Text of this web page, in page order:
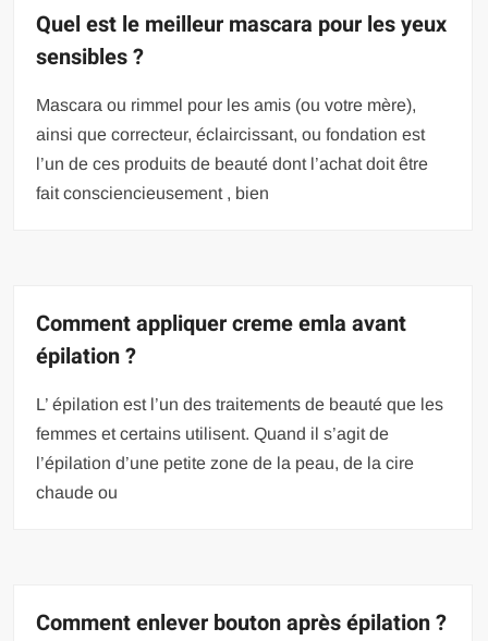
Quel est le meilleur mascara pour les yeux
sensibles ?
Mascara ou rimmel pour les amis (ou votre mère),
ainsi que correcteur, éclaircissant, ou fondation est
l’un de ces produits de beauté dont l’achat doit être
fait consciencieusement , bien
Comment appliquer creme emla avant
épilation ?
L’ épilation est l’un des traitements de beauté que les
femmes et certains utilisent. Quand il s’agit de
l’épilation d’une petite zone de la peau, de la cire
chaude ou
Comment enlever bouton après épilation ?